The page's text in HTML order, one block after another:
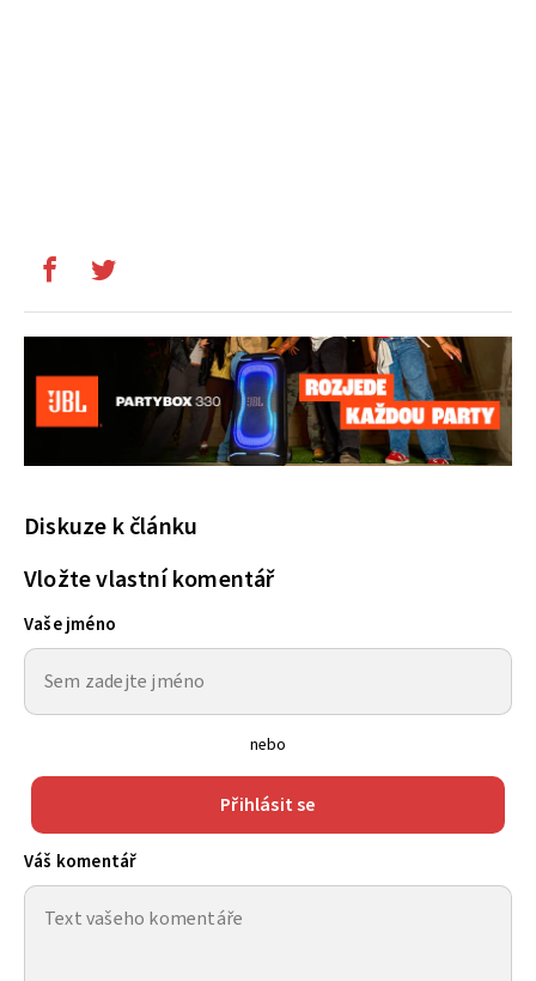
Diskuze k článku
Vložte vlastní komentář
Vaše jméno
nebo
Přihlásit se
Váš komentář